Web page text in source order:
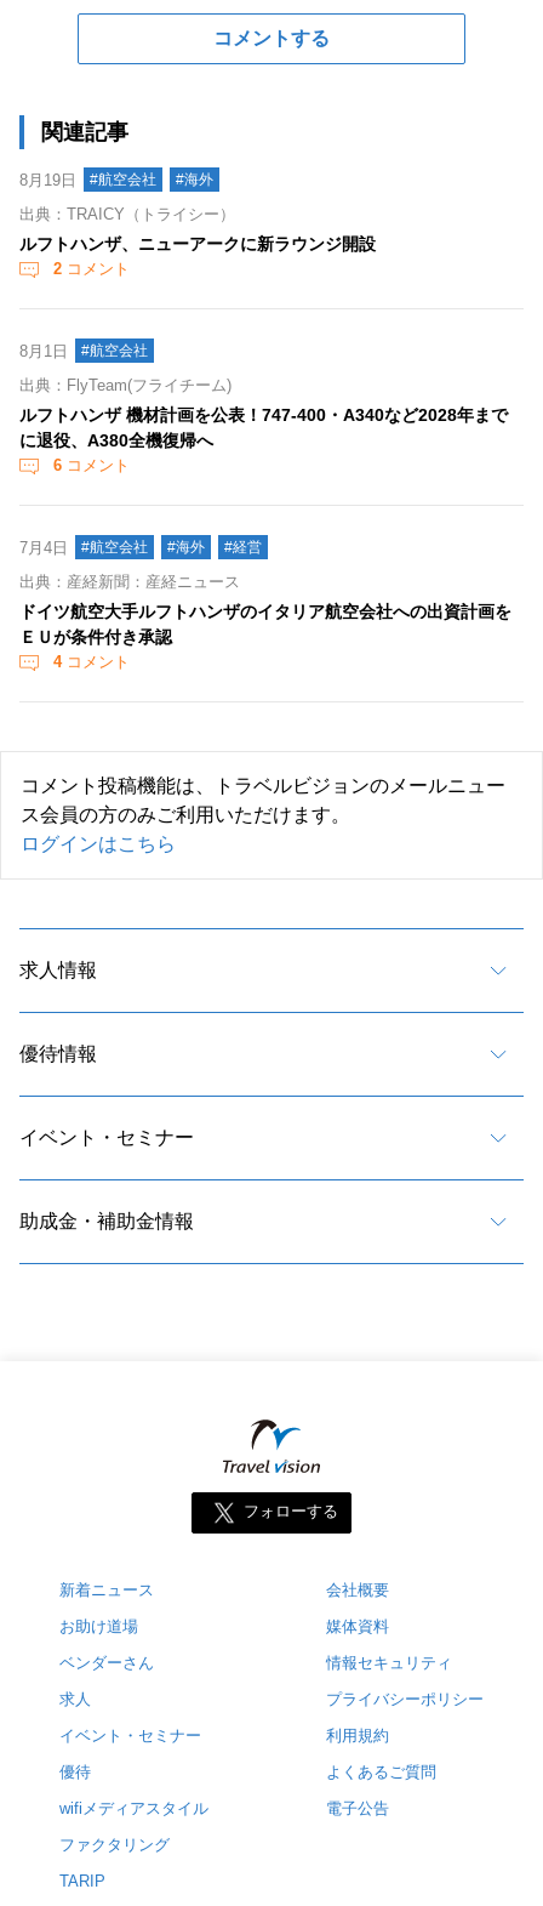
コメントする
関連記事
8月19日 #航空会社 #海外
出典：TRAICY（トライシー）
ルフトハンザ、ニューアークに新ラウンジ開設
2 コメント
8月1日 #航空会社
出典：FlyTeam(フライチーム)
ルフトハンザ 機材計画を公表！747-400・A340など2028年まで
に退役、A380全機復帰へ
6 コメント
7月4日 #航空会社 #海外 #経営
出典：産経新聞：産経ニュース
ドイツ航空大手ルフトハンザのイタリア航空会社への出資計画を
ＥＵが条件付き承認
4コメント
コメント投稿機能は、トラベルビジョンのメールニュー
ス会員の方のみご利用いただけます。
ログインはこちら
求人情報
優待情報
イベント・セミナー
助成金・補助金情報
フォローする
新着ニュース
お助け道場
ベンダーさん
求人
イベント・セミナー
優待
wifiメディアスタイル
ファクタリング
TARIP
会社概要
媒体資料
情報セキュリティ
プライバシーポリシー
利用規約
よくあるご質問
電子公告